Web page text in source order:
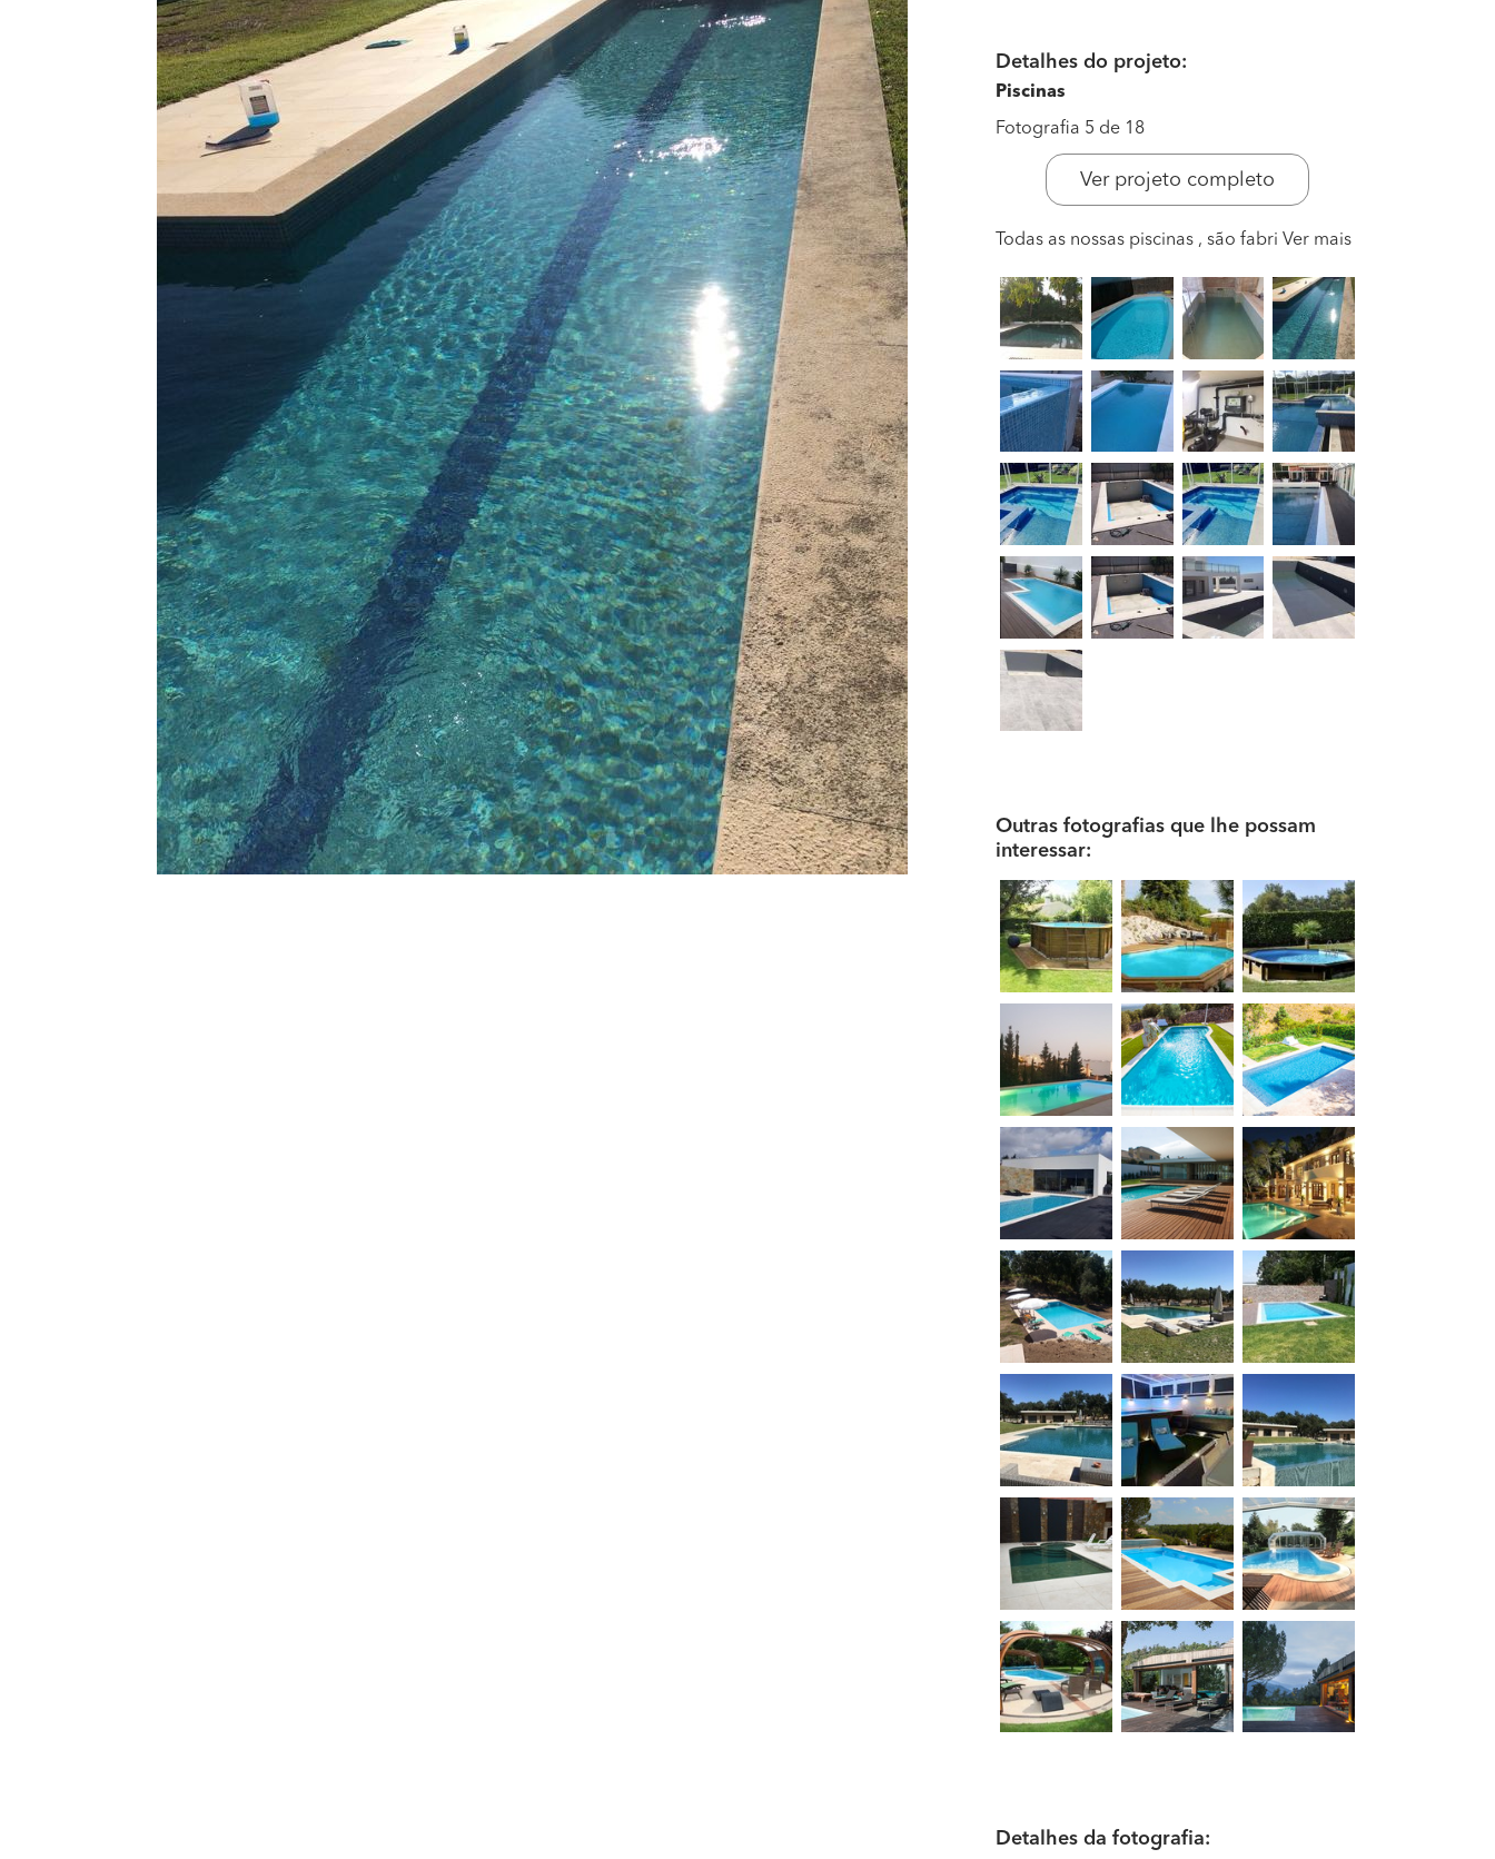
Detalhes do projeto:
Piscinas
Fotografia 5 de 18
Ver projeto completo
Todas as nossas piscinas , são fabri Ver mais
Outras fotografias que lhe possam
interessar:
Detalhes da fotografia: